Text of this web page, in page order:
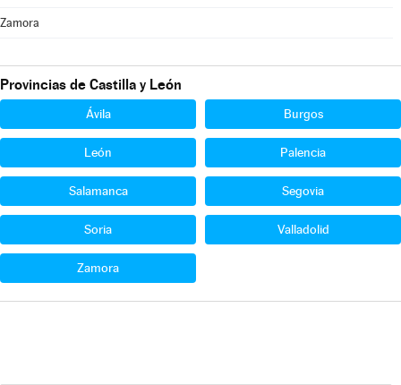
Zamora
Provincias de Castilla y León
Ávila Burgos
León Palencia
Salamanca Segovia
Soria Valladolid
Zamora